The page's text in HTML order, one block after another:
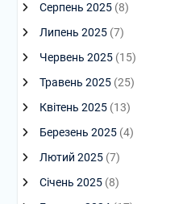
Серпень 2025(8)
Липень 2025(7)
Червень 2025(15)
Травень 2025(25)
Квітень 2025(13)
Березень 2025(4)
Лютий 2025(7)
Січень 2025(8)